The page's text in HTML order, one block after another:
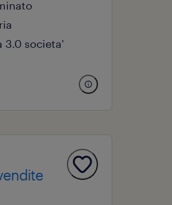
3.0 societa'